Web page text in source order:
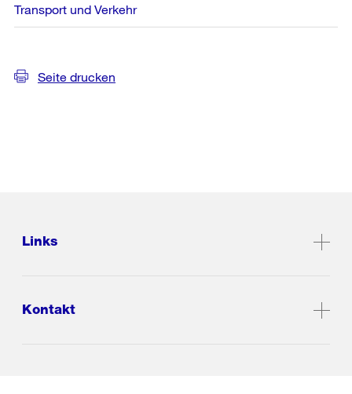
Transport und Verkehr
Seite drucken
Links
Kontakt